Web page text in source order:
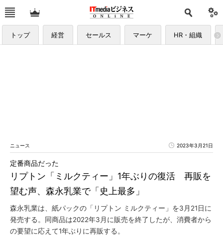
トップ 経営 セールス マーケ HR・組織
ニュース 2023年3月21日
リプトン「ミルクティー」1年ぶりの復活 再販を
望む声、森永乳業で「史上最多」
定番商品だった
森永乳業は、紙パックの「リプトン ミルクティー」を3月21日に
発売する。同商品は2022年3月に販売を終了したが、消費者から
の要望に応えて1年ぶりに再販する。